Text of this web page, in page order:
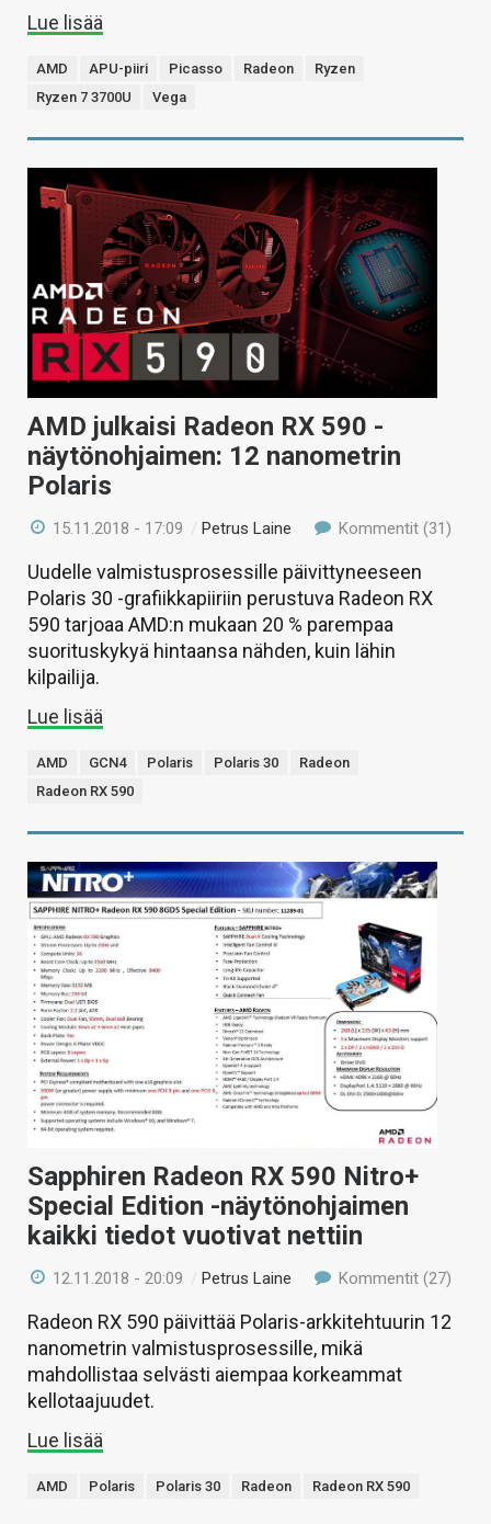
Lue lisää
AMD APU-piiri Picasso Radeon
Ryzen
Ryzen 7 3700U
Vega
AMD julkaisi Radeon RX 590 -
näytönohjaimen: 12 nanometrin
Polaris
15.11.2018 - 17:09 /Petrus Laine Kommentit (31)
Uudelle valmistusprosessille päivittyneeseen
Polaris 30 -grafiikkapiiriin perustuva Radeon RX
590 tarjoaa AMD:n mukaan 20 % parempaa
suorituskykyä hintaansa nähden, kuin lähin
kilpailija.
Lue lisää
AMD GCN4 Polaris Polaris 30
Radeon
Radeon RX 590
Sapphiren Radeon RX 590 Nitro+
Special Edition -näytönohjaimen
kaikki tiedot vuotivat nettiin
12.11.2018 - 20:09 /Petrus Laine Kommentit (27)
Radeon RX 590 päivittää Polaris-arkkitehtuurin 12
nanometrin valmistusprosessille, mikä
mahdollistaa selvästi aiempaa korkeammat
kellotaajuudet.
Lue lisää
AMD Polaris Polaris 30 Radeon Radeon RX 590